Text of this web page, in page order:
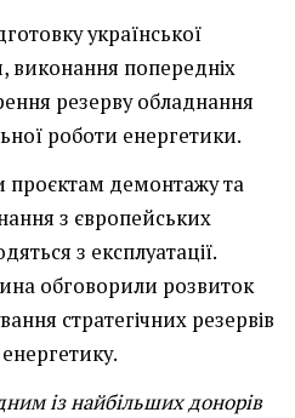
української
виконання попередніх
резерву обладнання
роботи енергетики.
проєктам демонтажу та
з європейських
з експлуатації.
обговорили розвиток
стратегічних резервів
із найбільших донорів